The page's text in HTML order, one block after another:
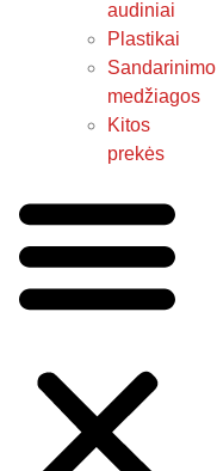
audiniai
Plastikai
Sandarinimo
medžiagos
Kitos
prekės